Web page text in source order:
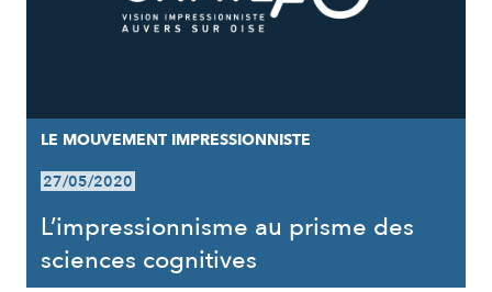
LE MOUVEMENT IMPRESSIONNISTE
27/05/2020
L’impressionnisme au prisme des
sciences cognitives